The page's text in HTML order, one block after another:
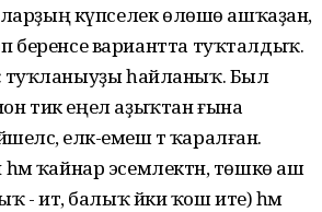
күпселек өлөшө ашҡаҙан,
беренсе вариантта туҡталдыҡ.
туҡланыуҙы һайланыҡ. Был
тик еңел аҙыҡтан ғына
еләк-емеш тә ҡаралған.
ҡайнар эсемлектән, төшкө аш
- ит, балыҡ йәки ҡош ите) һәм